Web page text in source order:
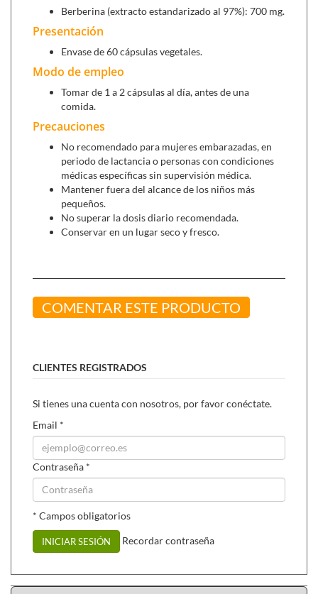
Berberina (extracto estandarizado al 97%): 700 mg.
Presentación
Envase de 60 cápsulas vegetales.
Modo de empleo
Tomar de 1 a 2 cápsulas al día, antes de una
comida.
Precauciones
No recomendado para mujeres embarazadas, en
periodo de lactancia o personas con condiciones
médicas específicas sin supervisión médica.
Mantener fuera del alcance de los niños más
pequeños.
No superar la dosis diario recomendada.
Conservar en un lugar seco y fresco.
COMENTAR ESTE PRODUCTO
CLIENTES REGISTRADOS
Si tienes una cuenta con nosotros, por favor conéctate.
Email *
Contraseña *
* Campos obligatorios
INICIAR SESIÓN Recordar contraseña